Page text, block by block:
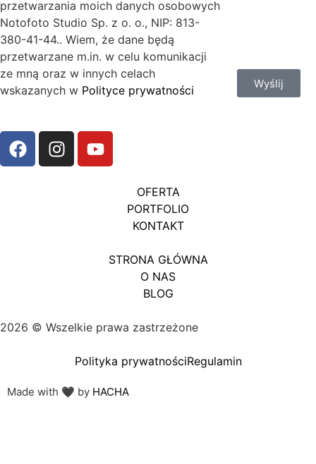
przetwarzania moich danych osobowych
Notofoto Studio Sp. z o. o., NIP: 813-
380-41-44.. Wiem, że dane będą
przetwarzane m.in. w celu komunikacji
ze mną oraz w innych celach
wskazanych w Polityce prywatności Wyślij
OFERTA
PORTFOLIO
KONTAKT
STRONA GŁÓWNA
O NAS
BLOG
2026 © Wszelkie prawa zastrzeżone
Polityka prywatnościRegulamin
Made with 🖤 by HACHA